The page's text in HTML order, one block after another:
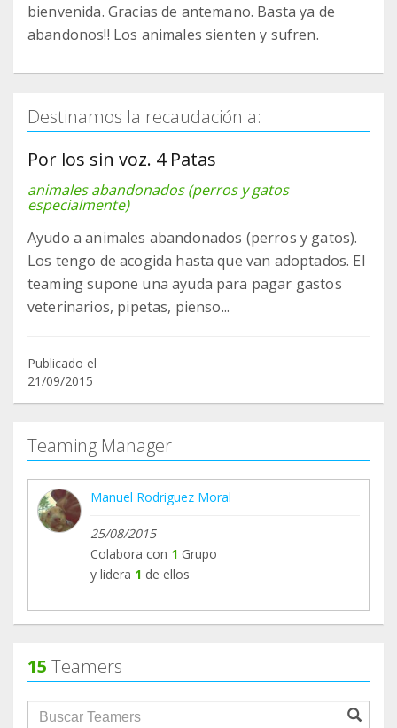
bienvenida. Gracias de antemano. Basta ya de
abandonos!! Los animales sienten y sufren.
Destinamos la recaudación a:
Por los sin voz. 4 Patas
animales abandonados (perros y gatos
especialmente)
Ayudo a animales abandonados (perros y gatos).
Los tengo de acogida hasta que van adoptados. El
teaming supone una ayuda para pagar gastos
Publicado el
21/09/2015
Teaming Manager
Manuel Rodriguez Moral
25/08/2015
Colabora con 1 Grupo
y lidera 1 de ellos
15 Teamers
groupProfile.searchForm.search.text???